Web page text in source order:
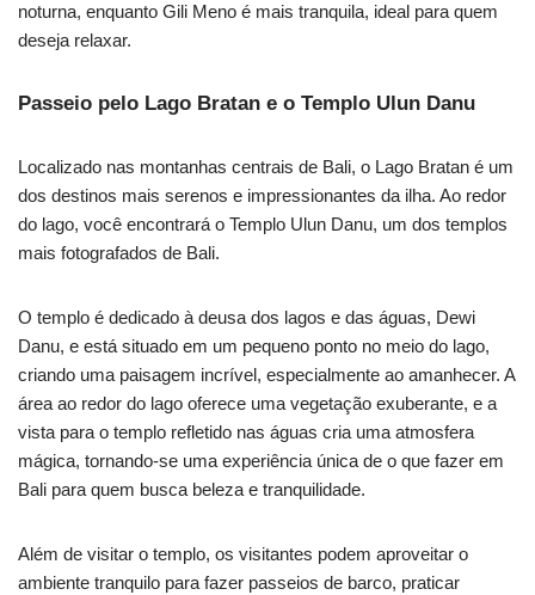
noturna, enquanto Gili Meno é mais tranquila, ideal para quem
deseja relaxar.
Passeio pelo Lago Bratan e o Templo Ulun Danu
Localizado nas montanhas centrais de Bali, o Lago Bratan é um
dos destinos mais serenos e impressionantes da ilha. Ao redor
do lago, você encontrará o Templo Ulun Danu, um dos templos
mais fotografados de Bali.
O templo é dedicado à deusa dos lagos e das águas, Dewi
Danu, e está situado em um pequeno ponto no meio do lago,
criando uma paisagem incrível, especialmente ao amanhecer. A
área ao redor do lago oferece uma vegetação exuberante, e a
vista para o templo refletido nas águas cria uma atmosfera
mágica, tornando-se uma experiência única de o que fazer em
Bali para quem busca beleza e tranquilidade.
Além de visitar o templo, os visitantes podem aproveitar o
ambiente tranquilo para fazer passeios de barco, praticar